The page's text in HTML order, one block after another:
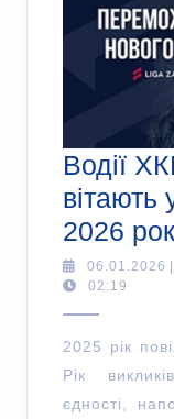
Водії
вітають
2026
06.01.2026
02:19
2025 рік
Рік
єдності,